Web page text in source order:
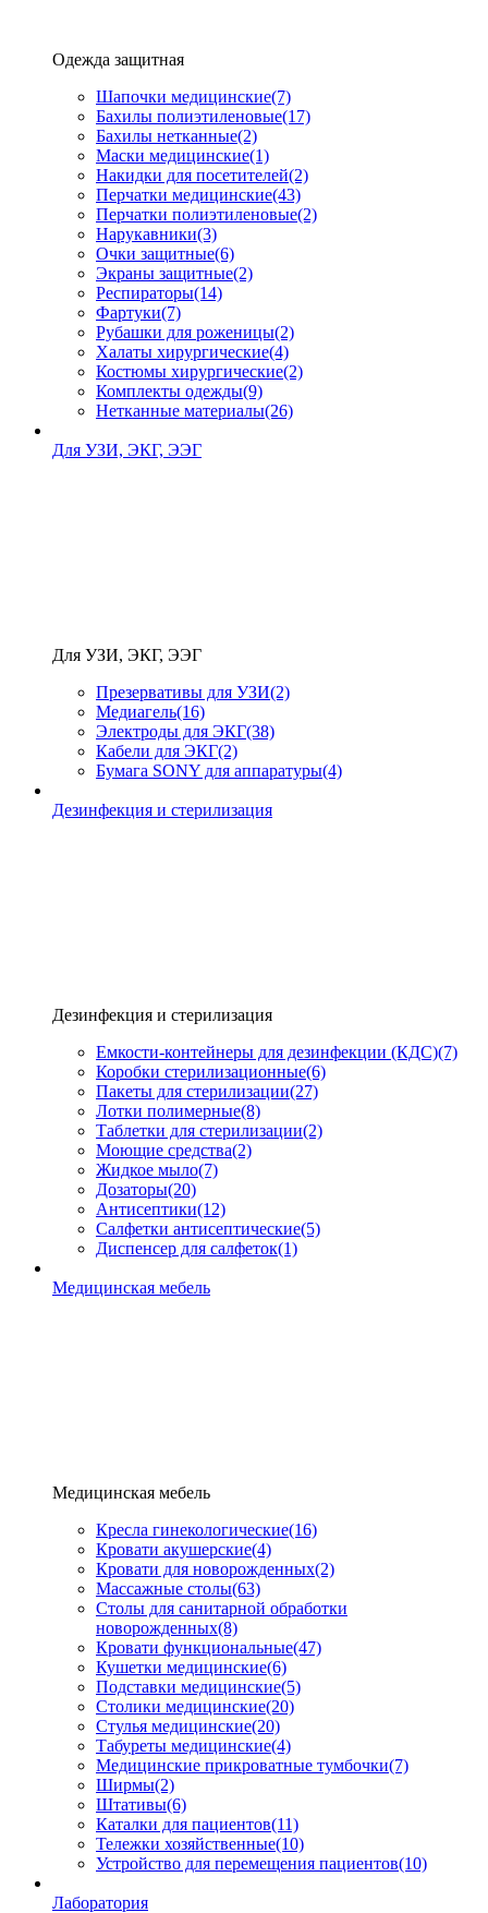
Одежда защитная
Шапочки медицинские(7)
Бахилы полиэтиленовые(17)
Бахилы нетканные(2)
Маски медицинские(1)
Накидки для посетителей(2)
Перчатки медицинские(43)
Перчатки полиэтиленовые(2)
Нарукавники(3)
Очки защитные(6)
Экраны защитные(2)
Рeспираторы(14)
Фартуки(7)
Рубашки для роженицы(2)
Халаты хирургические(4)
Костюмы хирургические(2)
Комплекты одежды(9)
Нетканные материалы(26)
Для УЗИ, ЭКГ, ЭЭГ
Для УЗИ, ЭКГ, ЭЭГ
Презервативы для УЗИ(2)
Медиагель(16)
Электроды для ЭКГ(38)
Кабели для ЭКГ(2)
Бумага SONY для аппаратуры(4)
Дезинфекция и стерилизация
Дезинфекция и стерилизация
Емкости-контейнеры для дезинфекции (КДС)(7)
Коробки стерилизационные(6)
Пакеты для стерилизации(27)
Лотки полимерные(8)
Таблетки для стерилизации(2)
Моющие средства(2)
Жидкое мыло(7)
Дозаторы(20)
Антисептики(12)
Салфетки антисептические(5)
Диспенсер для салфеток(1)
Медицинская мебель
Медицинская мебель
Кресла гинекологические(16)
Кровати акушерские(4)
Кровати для новорожденных(2)
Массажные столы(63)
Столы для санитарной обработки
новорожденных(8)
Кровати функциональные(47)
Кушетки медицинские(6)
Подставки медицинские(5)
Столики медицинские(20)
Стулья медицинские(20)
Табуреты медицинские(4)
Медицинские прикроватные тумбочки(7)
Ширмы(2)
Штативы(6)
Каталки для пациентов(11)
Тележки хозяйственные(10)
Устройство для перемещения пациентов(10)
Лаборатория